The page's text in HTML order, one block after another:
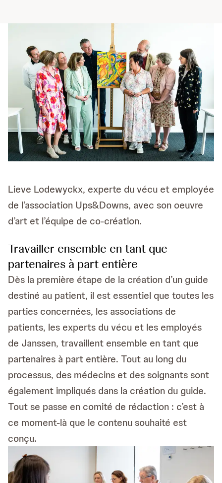
Lieve Lodewyckx, experte du vécu et employée
de l’association Ups&Downs, avec son oeuvre
d’art et l’équipe de co-création.
Travailler ensemble en tant que
partenaires à part entière
Dès la première étape de la création d’un guide
destiné au patient, il est essentiel que toutes les
parties concernées, les associations de
patients, les experts du vécu et les employés
de Janssen, travaillent ensemble en tant que
partenaires à part entière. Tout au long du
processus, des médecins et des soignants sont
également impliqués dans la création du guide.
Tout se passe en comité de rédaction : c’est à
ce moment-là que le contenu souhaité est
conçu.